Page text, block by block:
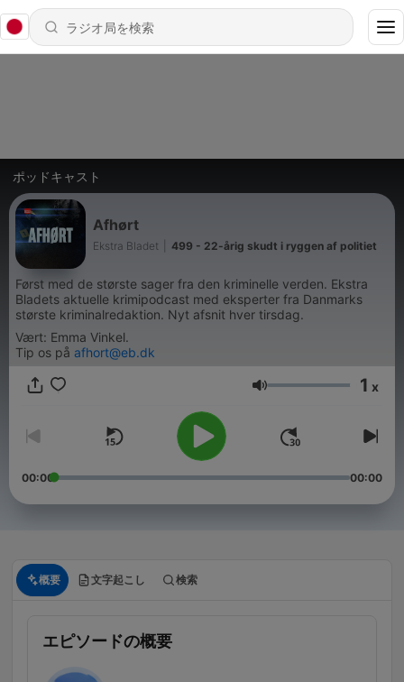
ポッドキャスト
Afhørt
Ekstra Bladet 499 - 22-årig skudt i ryggen af politiet
Først med de største sager fra den kriminelle verden. Ekstra
Bladets aktuelle krimipodcast med eksperter fra Danmarks
største kriminalredaktion. Nyt afsnit hver tirsdag.
Vært: Emma Vinkel.
Tip os på afhort@eb.dk
音量 1 x
00:00 00:00
概要 文字起こし 検索
エピソードの概要